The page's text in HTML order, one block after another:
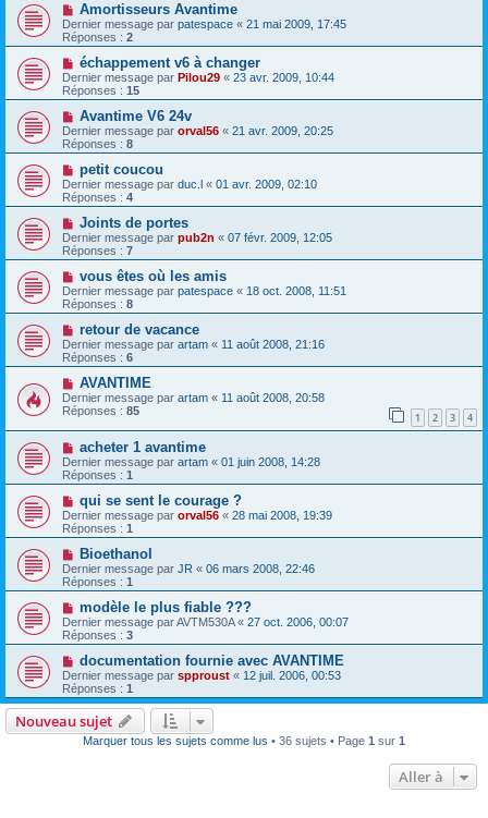
Amortisseurs Avantime
Dernier message par patespace « 21 mai 2009, 17:45
Réponses : 2
échappement v6 à changer
Dernier message par Pilou29 « 23 avr. 2009, 10:44
Réponses : 15
Avantime V6 24v
Dernier message par orval56 « 21 avr. 2009, 20:25
Réponses : 8
petit coucou
Dernier message par duc.l « 01 avr. 2009, 02:10
Réponses : 4
Joints de portes
Dernier message par pub2n « 07 févr. 2009, 12:05
Réponses : 7
vous êtes où les amis
Dernier message par patespace « 18 oct. 2008, 11:51
Réponses : 8
retour de vacance
Dernier message par artam « 11 août 2008, 21:16
Réponses : 6
AVANTIME
Dernier message par artam « 11 août 2008, 20:58
Réponses : 85 1 2 3 4
acheter 1 avantime
Dernier message par artam « 01 juin 2008, 14:28
Réponses : 1
qui se sent le courage ?
Dernier message par orval56 « 28 mai 2008, 19:39
Réponses : 1
Bioethanol
Dernier message par JR « 06 mars 2008, 22:46
Réponses : 1
modèle le plus fiable ???
Dernier message parAVTM530A« 27 oct. 2006, 00:07
Réponses : 3
documentation fournie avec AVANTIME
Dernier message par spproust « 12 juil. 2006, 00:53
Réponses : 1
Nouveau sujet
Marquer tous les sujets comme lus • 36 sujets • Page 1 sur 1
Aller à